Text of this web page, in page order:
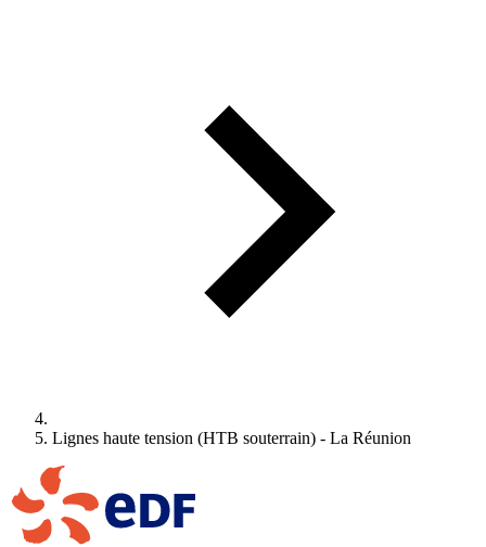
Lignes haute tension (HTB souterrain) - La Réunion